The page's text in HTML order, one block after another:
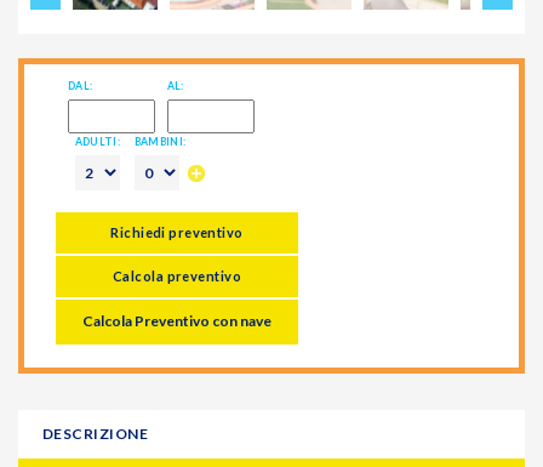
DAL: AL:
ADULTI: BAMBINI:
Richiedi preventivo
Calcola preventivo
Calcola Preventivo con nave
DESCRIZIONE